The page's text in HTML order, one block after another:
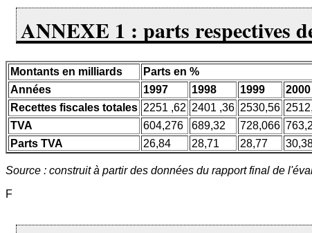
ANNEXE 1 : parts respectives
Montants en milliards
Parts en %
Années
1997 1998 1999 2000
Recettes fiscales totales 2251 ,62 2401 ,36 2530,56
TVA
604,276 689,32 728,066
Parts TVA
26,84 28,71 28,77
Source : construit à partir des données du rapport final de
F